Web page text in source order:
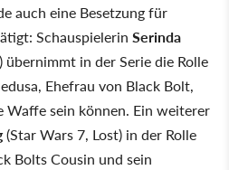
auch eine Besetzung für
Schauspielerin Serinda
übernimmt in der Serie die Rolle
Ehefrau von Black Bolt,
Waffe sein können. Ein weiterer
(Star Wars 7, Lost) in der Rolle
Bolts Cousin und sein